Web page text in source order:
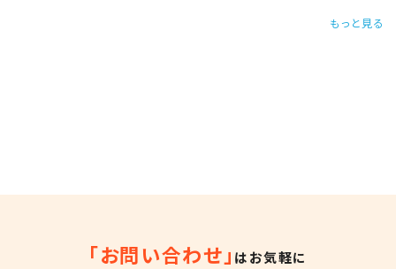
もっと見る
「お問い合わせ」 はお気軽に